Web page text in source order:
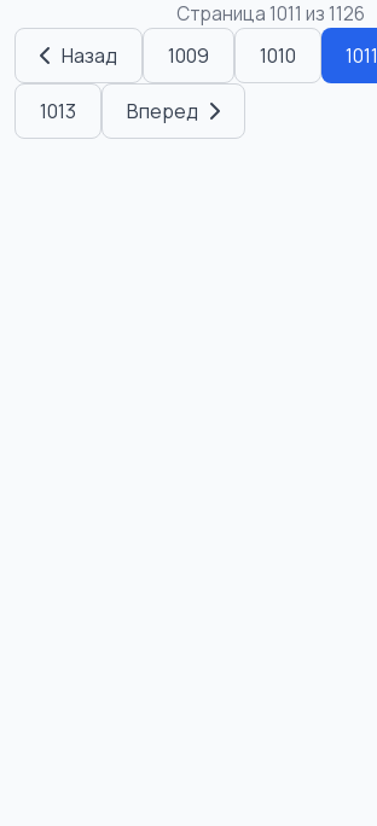
Страница 1011 из 1126
Назад 1009 1010 1011
1013 Вперед